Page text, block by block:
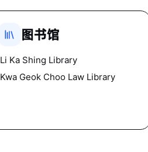
图书馆
Li Ka Shing Library
Kwa Geok Choo Law Library